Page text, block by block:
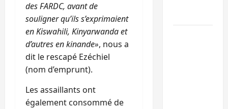
des FARDC, avant de
souligner qu’ils s’exprimaient
en Kiswahili, Kinyarwanda et
d’autres en kinande», nous a
dit le rescapé Ezéchiel
(nom d’emprunt).
Les assaillants ont
également consommé de